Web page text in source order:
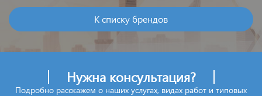
К списку брендов
Нужна консультация?
Подробно расскажем о наших услугах, видах работ и типовых